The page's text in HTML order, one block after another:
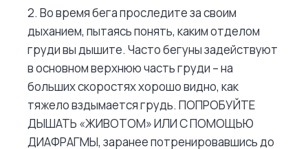
2. Во время бега проследите за своим
дыханием, пытаясь понять, каким отделом
груди вы дышите. Часто бегуны задействуют
в основном верхнюю часть груди – на
больших скоростях хорошо видно, как
тяжело вздымается грудь. ПОПРОБУЙТЕ
ДЫШАТЬ «ЖИВОТОМ» ИЛИ С ПОМОЩЬЮ
ДИАФРАГМЫ, заранее потренировавшись до